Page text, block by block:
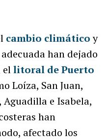
cambio climáticoy
han dejado
ellitoral de Puerto
Loíza, San Juan,
e Isabela,
han
afectado los